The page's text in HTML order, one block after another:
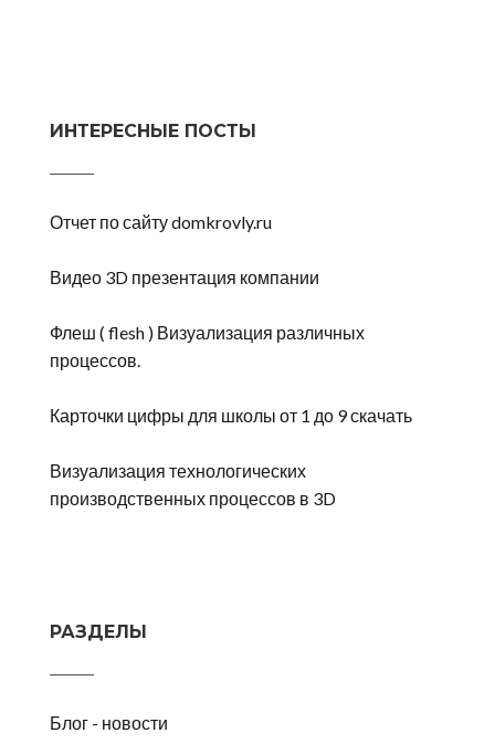
ИНТЕРЕСНЫЕ ПОСТЫ
Отчет по сайту domkrovly.ru
Видео 3D презентация компании
Флеш ( flesh ) Визуализация различных
процессов.
Карточки цифры для школы от 1 до 9 скачать
Визуализация технологических
производственных процессов в 3D
РАЗДЕЛЫ
Блог - новости